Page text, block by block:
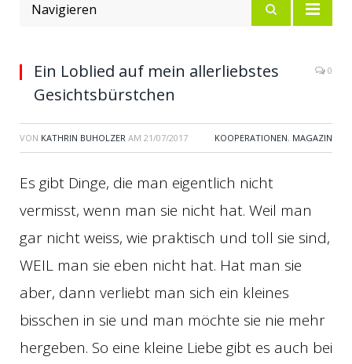
Navigieren
Ein Loblied auf mein allerliebstes
Gesichtsbürstchen
0
VON KATHRIN BUHOLZER AM 21/07/2017 KOOPERATIONEN, MAGAZIN
Es gibt Dinge, die man eigentlich nicht
vermisst, wenn man sie nicht hat. Weil man
gar nicht weiss, wie praktisch und toll sie sind,
WEIL man sie eben nicht hat. Hat man sie
aber, dann verliebt man sich ein kleines
bisschen in sie und man möchte sie nie mehr
hergeben. So eine kleine Liebe gibt es auch bei